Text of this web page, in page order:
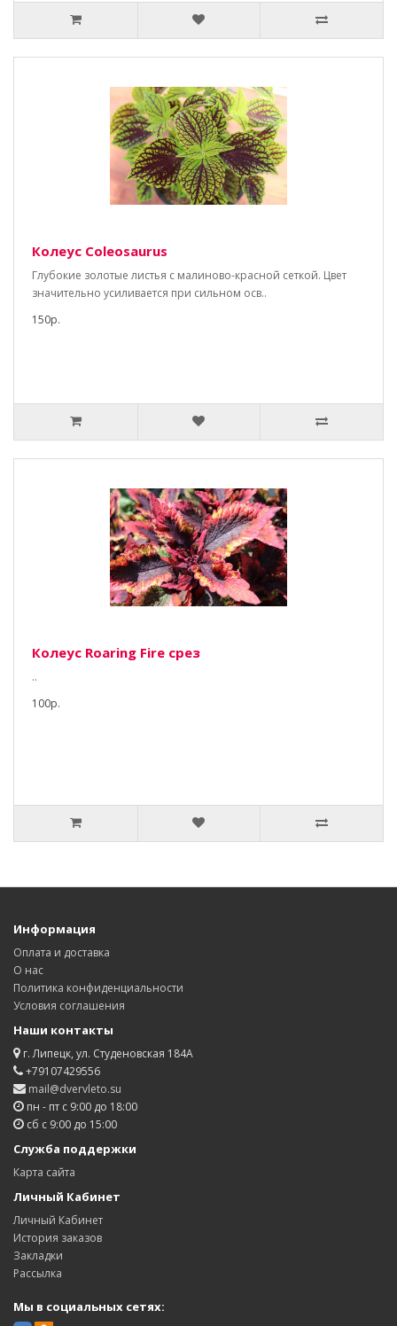
Колеус Coleosaurus
Глубокие золотые листья с малиново-красной сеткой. Цвет
значительно усиливается при сильном осв..
150р.
Колеус Roaring Fire срез
..
100р.
Информация
Оплата и доставка
О нас
Политика конфиденциальности
Условия соглашения
Наши контакты
г. Липецк, ул. Студеновская 184А
+79107429556
mail@dvervleto.su
пн - пт с 9:00 до 18:00
сб с 9:00 до 15:00
Служба поддержки
Карта сайта
Личный Кабинет
Личный Кабинет
История заказов
Закладки
Рассылка
Мы в социальных сетях: